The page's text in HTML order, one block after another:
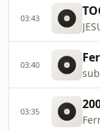
03:43
03:40
03:35